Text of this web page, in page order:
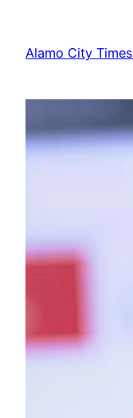
konten
Alamo City Times